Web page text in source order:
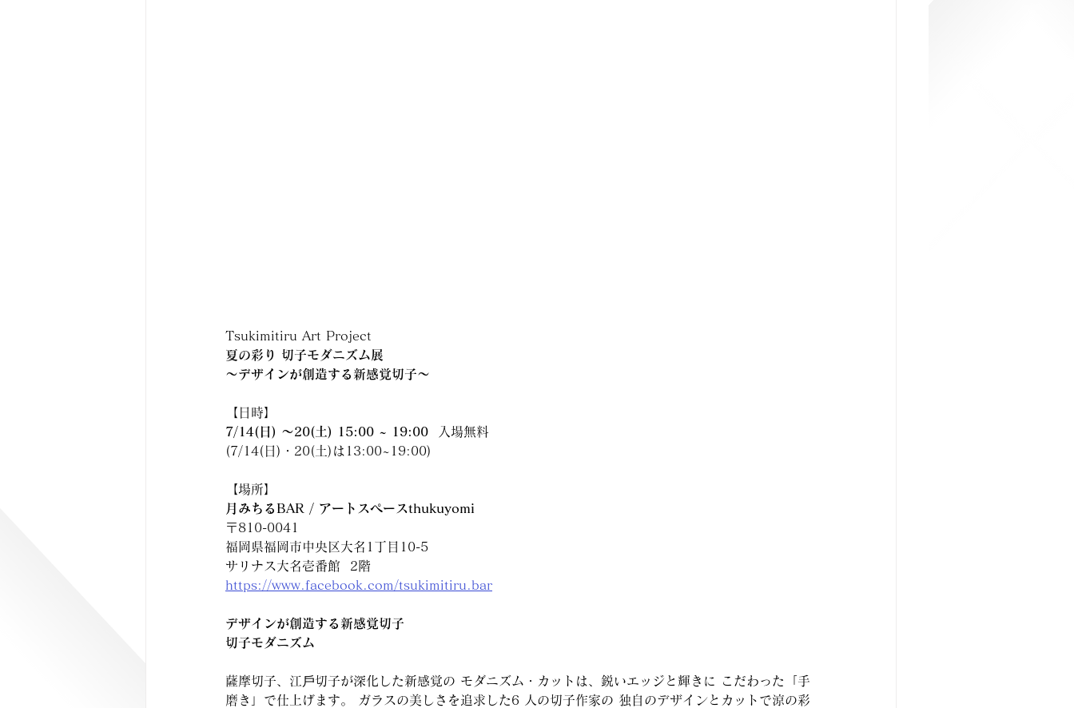
Tsukimitiru Art Project
夏の彩り 切子モダニズム展
〜デザインが創造する新感覚切子〜
【日時】
7/14(日) 〜20(土) 15:00 ~ 19:00
入場無料
(7/14(日)・20(土)は13:00~19:00)
【場所】
月みちるBAR / アートスペースthukuyomi
〒810-0041
福岡県福岡市中央区大名1丁目10-5
サリナス大名壱番館  2階
https://www.facebook.com/tsukimitiru.bar
デザインが創造する新感覚切子
切子モダニズム
薩摩切子、江戶切子が深化した新感覚の モダニズム・カットは、鋭いエッジと輝きに こだわった「手
磨き」で仕上げます。 ガラスの美しさを追求した6 人の切子作家の 独自のデザインとカットで涼の彩